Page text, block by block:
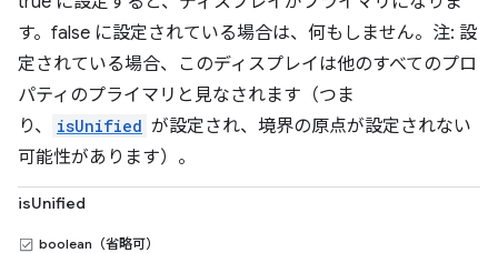
す。false に設定されている場合は、何もしません。注: 設
定されている場合、このディスプレイは他のすべてのプロ
パティのプライマリと見なされます（つま
り、
isUnified が設定され、境界の原点が設定されない
可能性があります）。
isUnified
boolean（省略可）